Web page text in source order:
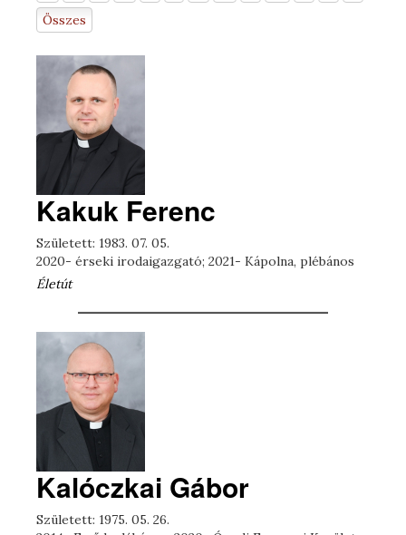
Összes
Kakuk Ferenc
Született: 1983. 07. 05.
2020- érseki irodaigazgató; 2021- Kápolna, plébános
Életút
Kalóczkai Gábor
Született: 1975. 05. 26.